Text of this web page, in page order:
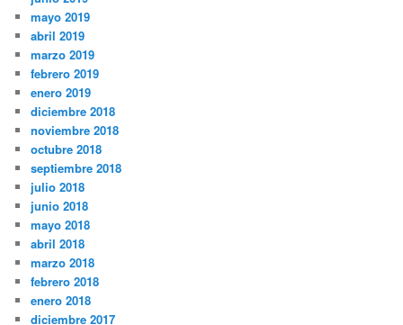
mayo 2019
abril 2019
marzo 2019
febrero 2019
enero 2019
diciembre 2018
noviembre 2018
octubre 2018
septiembre 2018
julio 2018
junio 2018
mayo 2018
abril 2018
marzo 2018
febrero 2018
enero 2018
diciembre 2017